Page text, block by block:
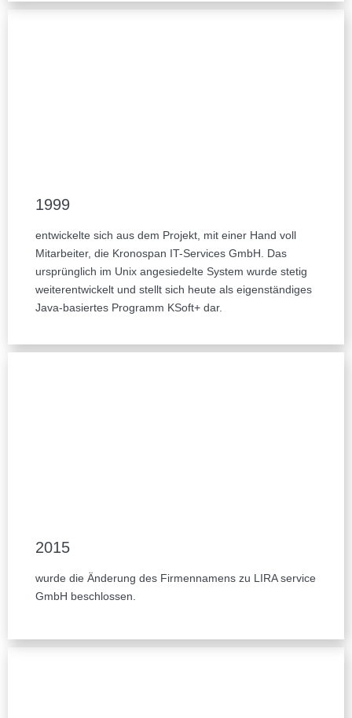
1999
entwickelte sich aus dem Projekt, mit einer Hand voll
Mitarbeiter, die Kronospan IT-Services GmbH. Das
ursprünglich im Unix angesiedelte System wurde stetig
weiterentwickelt und stellt sich heute als eigenständiges
Java-basiertes Programm KSoft+ dar.
2015
wurde die Änderung des Firmennamens zu LIRA service
GmbH beschlossen.